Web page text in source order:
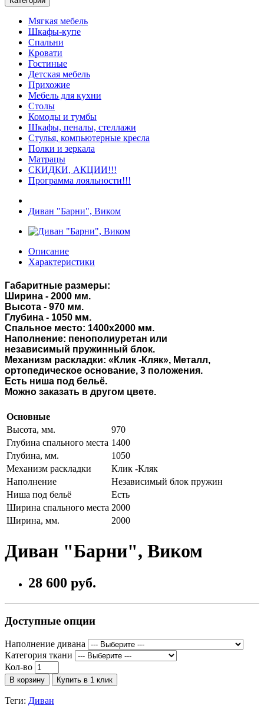
Мягкая мебель
Шкафы-купе
Спальни
Кровати
Гостиные
Детская мебель
Прихожие
Мебель для кухни
Столы
Комоды и тумбы
Шкафы, пеналы, стеллажи
Стулья, компьютерные кресла
Полки и зеркала
Матрацы
СКИДКИ, АКЦИИ!!!
Программа лояльности!!!
Диван "Барни", Виком
Описание
Характеристики
Габаритные размеры:
Ширина - 2000 мм.
Высота - 970 мм.
Глубина - 1050 мм.
Спальное место: 1400х2000 мм.
Наполнение: пенополиуретан или
независимый пружинный блок.
Механизм раскладки: « Клик -Кляк», Металл,
ортопедическое основание, 3 положения.
Есть ниша под бельё.
Можно заказать в другом цвете.
Основные
Высота, мм.
970
Глубина спального места 1400
Глубина, мм.
1050
Механизм раскладки
Клик -Кляк
Наполнение
Независимый блок пружин
Ниша под бельё
Есть
Ширина спального места 2000
Ширина, мм.
2000
Диван "Барни", Виком
28 600 руб.
Доступные опции
Наполнение дивана
Категория ткани
Кол-во
В корзину Купить в 1 клик
Теги: Диван